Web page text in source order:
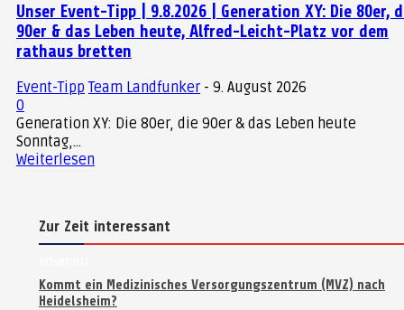
Unser Event-Tipp | 9.8.2026 | Generation XY: Die 80er,
90er & das Leben heute, Alfred-Leicht-Platz vor dem
rathaus bretten
Event-Tipp Team Landfunker - 9. August 2026
0
Generation XY: Die 80er, die 90er & das Leben heute
Sonntag,...
Weiterlesen
Zur Zeit interessant
Kommt ein Medizinisches Versorgungszentrum (MVZ) nach
Heidelsheim?